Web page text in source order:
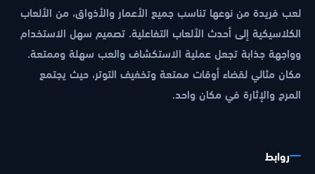
لعب فريدة من نوعها تناسب جميع الأعمار والأذواق، من الألعاب
الكلاسيكية إلى أحدث الألعاب التفاعلية. تصميم سهل الاستخدام
وواجهة جذابة تجعل عملية الاستكشاف والعب سهلة وممتعة.
مكان مثالي لقضاء أوقات ممتعة وتخفيف التوتر، حيث يجتمع
المرح والإثارة في مكان واحد.
روابط